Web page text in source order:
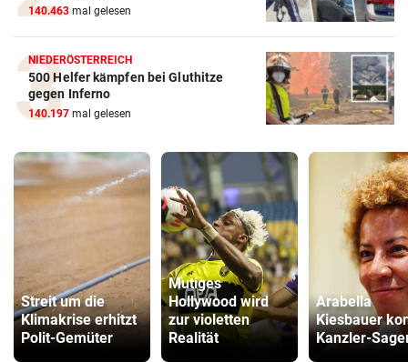
140.463 mal gelesen
NIEDERÖSTERREICH
500 Helfer kämpfen bei Gluthitze
gegen Inferno
140.197 mal gelesen
Streit um die
Klimakrise erhitzt
Polit-Gemüter
Mutiges
Hollywood wird
zur violetten
Realität
Arabella
Kiesbauer
Kanzler-